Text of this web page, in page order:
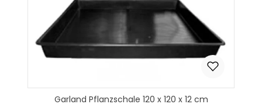
Garland Pflanzschale 120 x 120 x 12 cm